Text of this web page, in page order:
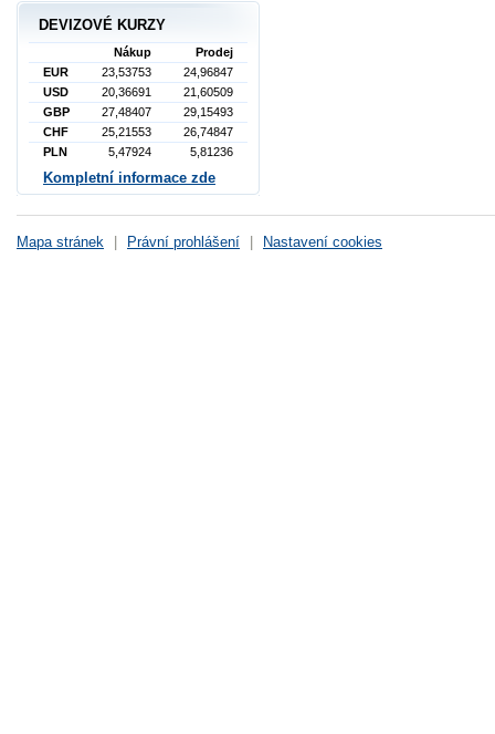
DEVIZOVÉ KURZY
Nákup
Prodej
EUR
23,53753
24,96847
USD
20,36691
21,60509
GBP
27,48407
29,15493
CHF
25,21553
26,74847
PLN
5,47924 5,81236
Kompletní informace zde
Mapa stránek Právní prohlášení Nastavení cookies